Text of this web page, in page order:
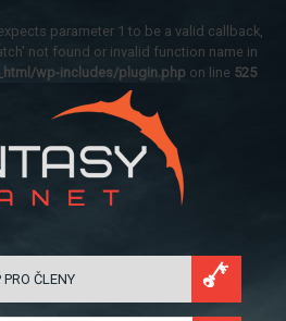
parameter 1 to be a valid callback,
not found or invalid function name in
wp-includes/plugin.php on line 525
PRO ČLENY